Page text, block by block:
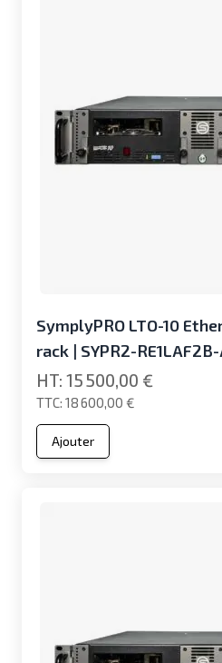
SymplyPRO LTO-10
rack | SYPR2-
18 600,00 €
15 500,00 €
Ajouter